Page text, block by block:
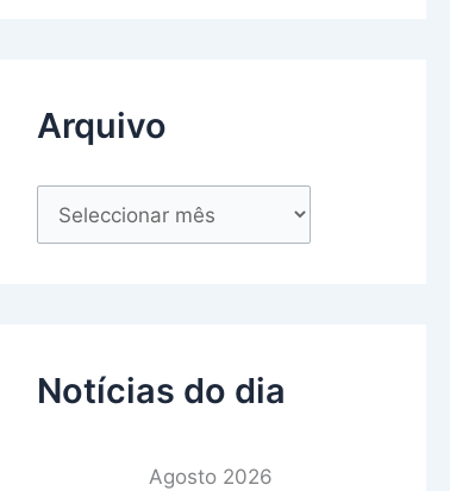
Arquivo
Notícias do dia
Agosto 2026